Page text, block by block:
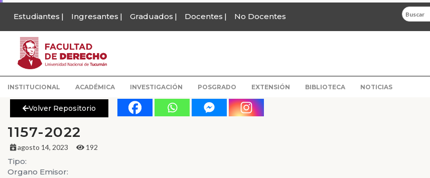
Estudiantes Ingresantes Graduados Docentes No Docentes
INSTITUCIONAL ACADÉMICA INVESTIGACIÓN POSGRADO EXTENSIÓN BIBLIOTECA NOTICIAS
Volver Repositorio
1157-2022
agosto 14, 2023 192
Tipo:
Organo Emisor: